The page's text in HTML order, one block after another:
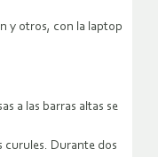
y otros, con la laptop
a las barras altas se
curules. Durante dos